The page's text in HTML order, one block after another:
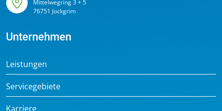
Mittelwegring 3 + 5
76751 Jockgrim
Unternehmen
Leistungen
Servicegebiete
Karriere